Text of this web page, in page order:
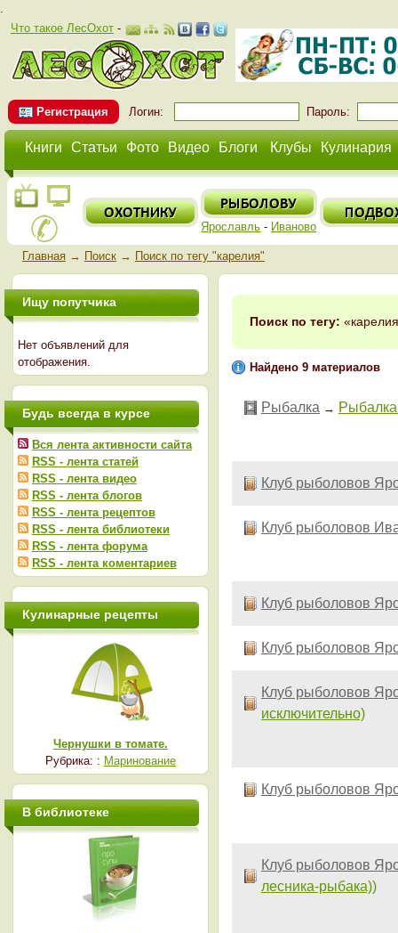
.
Что такое ЛесОхот-
Регистрация Логин: Пароль:
Книги Статьи Фото Видео Блоги Клубы Кулинария
Ярославль - Иваново
Главная→ Поиск→ Поиск по тегу "карелия"
Поиск по тегу:
Найдено 9 материалов
Рыбалка→
Клуб рыболовов
Клуб рыболовов
Клуб рыболовов
Клуб рыболовов
Клуб рыболовов
исключительно)
Клуб рыболовов
Клуб рыболовов
лесника-рыбака))
Ищу попутчика
Нет объявлений для
отображения.
Будь всегда в курсе
Вся лента активности сайта
RSS - лента статей
RSS - лента видео
RSS - лента блогов
RSS - лента рецептов
RSS - лента библиотеки
RSS - лента форума
RSS - лента коментариев
Кулинарные рецепты
Чернушки в томате.
Рубрика: : Маринование
В библиотеке